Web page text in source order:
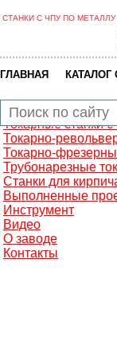
Главная
Фрезерные
Сверлильно-
Промышленные
Токарные
Токарные станки
Токарно-
Токарно-
Трубонарезные
Станки для
Выполненные
Инструмент
Видео
О заводе
Контакты
СТАНКИ С ЧПУ ПО МЕТАЛЛУ
ГЛАВНАЯ КАТАЛОГ